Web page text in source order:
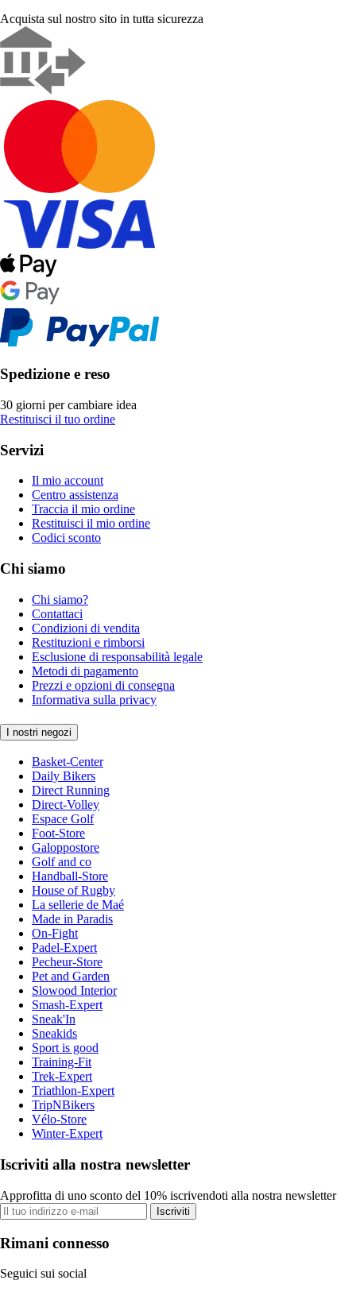
Acquista sul nostro sito in tutta sicurezza
Spedizione e reso
30 giorni per cambiare idea
Restituisci il tuo ordine
Servizi
Il mio account
Centro assistenza
Traccia il mio ordine
Restituisci il mio ordine
Codici sconto
Chi siamo
Chi siamo?
Contattaci
Condizioni di vendita
Restituzioni e rimborsi
Esclusione di responsabilità legale
Metodi di pagamento
Prezzi e opzioni di consegna
Informativa sulla privacy
I nostri negozi
Basket-Center
Daily Bikers
Direct Running
Direct-Volley
Espace Golf
Foot-Store
Galoppostore
Golf and co
Handball-Store
House of Rugby
La sellerie de Maé
Made in Paradis
On-Fight
Padel-Expert
Pecheur-Store
Pet and Garden
Slowood Interior
Smash-Expert
Sneak'In
Sneakids
Sport is good
Training-Fit
Trek-Expert
Triathlon-Expert
TripNBikers
Vélo-Store
Winter-Expert
Iscriviti alla nostra newsletter
Approfitta di uno sconto del 10% iscrivendoti alla nostra newsletter
Iscriviti
Rimani connesso
Seguici sui social